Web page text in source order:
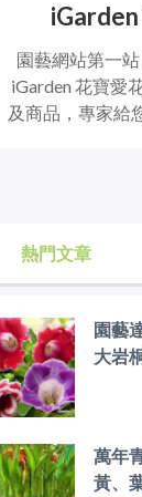
園藝網站第一
iGarden 花寶愛
及商品，專家給
熱門文章
園藝
大岩
萬年
黃、